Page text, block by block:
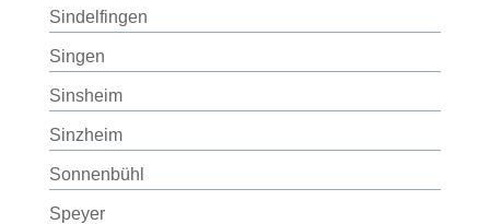
Sindelfingen
Singen
Sinsheim
Sinzheim
Sonnenbühl
Speyer